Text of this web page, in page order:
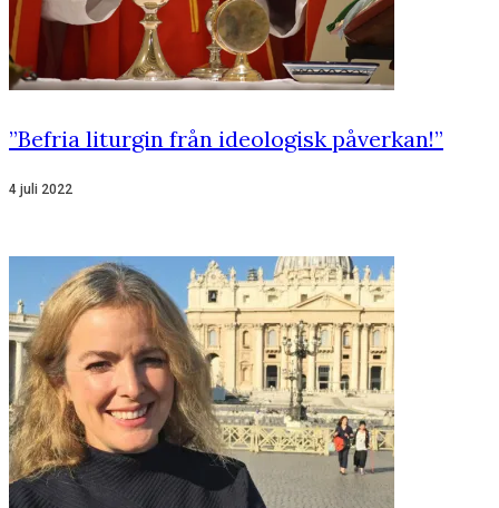
”Befria liturgin från ideologisk påverkan!”
4 juli 2022